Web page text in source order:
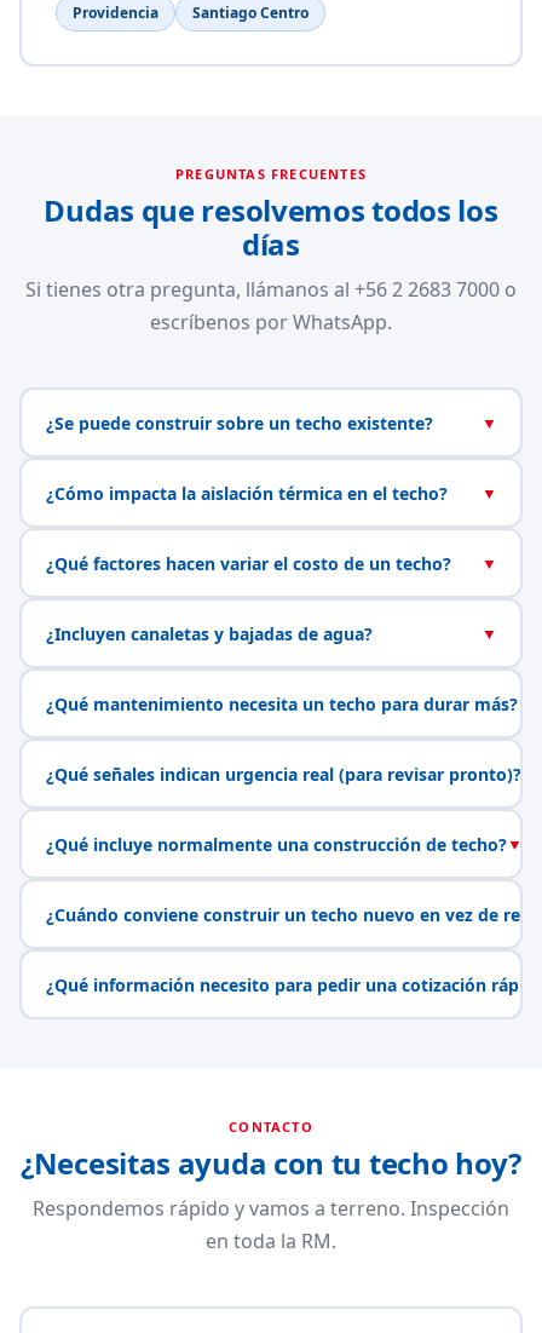
Providencia
Santiago Centro
PREGUNTAS FRECUENTES
Dudas que resolvemos todos los
días
Si tienes otra pregunta, llámanos al +56 2 2683 7000 o
escríbenos por WhatsApp.
¿Se puede construir sobre un techo existente? ▼
¿Cómo impacta la aislación térmica en el techo? ▼
¿Qué factores hacen variar el costo de un techo? ▼
¿Incluyen canaletas y bajadas de agua? ▼
¿Qué mantenimiento necesita un techo para durar más?▼
¿Qué señales indican urgencia real (para revisar pronto)?
¿Qué incluye normalmente una construcción de techo?▼
¿Cuándo conviene construir un techo nuevo en vez de
¿Qué información necesito para pedir una cotización
CONTACTO
¿Necesitas ayuda con tu techo hoy?
Respondemos rápido y vamos a terreno. Inspección
en toda la RM.